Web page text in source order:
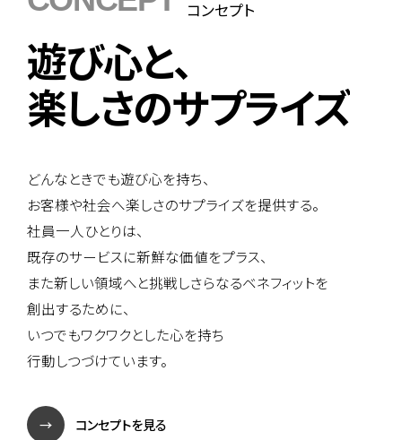
コンセプト
遊び心と、
楽しさのサプライズ
どんなときでも遊び心を持ち、
お客様や社会へ楽しさのサプライズを提供する。
社員一人ひとりは、
既存のサービスに新鮮な価値をプラス、
また新しい領域へと挑戦しさらなるベネフィットを
創出するために、
いつでもワクワクとした心を持ち
行動しつづけています。
コンセプトを見る